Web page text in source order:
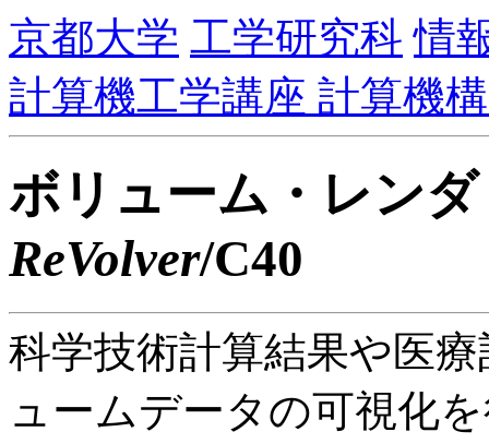
京都大学 工学研究科 情
計算機工学講座 計算機
ボリューム・レン
ReVolver/C40
科学技術計算結果や医
ュームデータの可視化